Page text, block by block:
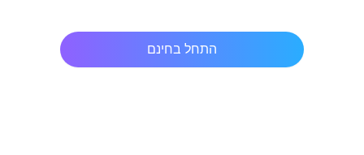
התחל בחינם